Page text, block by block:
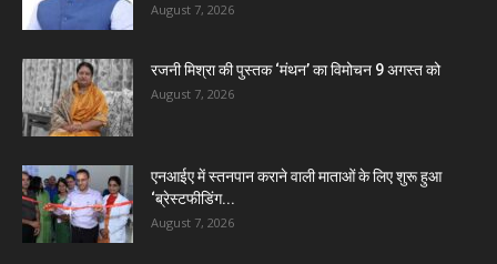
August 7, 2026
रजनी मिश्रा की पुस्तक ‘मंथन’ का विमोचन 9 अगस्त को
August 7, 2026
एनआईए में स्तनपान कराने वाली माताओं के लिए शुरू हुआ
‘ब्रेस्टफीडिंग...
August 7, 2026